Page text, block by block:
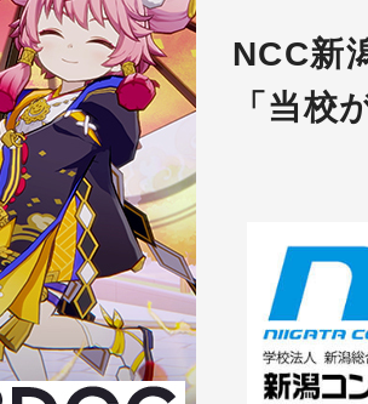
NCC新
「当校